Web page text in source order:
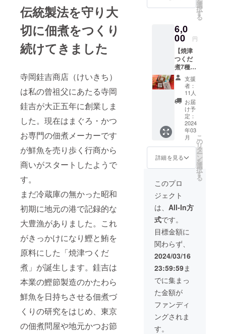
伝統製法を守り大
切に佃煮をつくり
続けてきました
寺岡銈吉商店（けいきち）
は私の曾祖父にあたる寺岡
銈吉が大正五年に創業しま
した。現在はまぐろ・かつ
お専門の佃煮メーカーです
が鮮魚を売り歩く行商から
商いがスタートしたようで
す。
まだ冷蔵庫の無かった昭和
初期に地元の港で記録的な
大豊漁がありました。これ
がきっかけになり鰹と鮪を
原料にした「焼津つくだ
煮」が誕生します。銈吉は
本業の鰹節製造のかたわら
鮮魚を日持ちさせる佃煮づ
くりの研究をはじめ、東京
の佃煮問屋や地元かつお節
つお
(145g)×
料及び
添加物
等の食
品表示
はお届
け商品
のラベ
ルに表
記され
ます。
商品開
封前に
は必ず
お届け
のリ
に貼付
された
や注意
書きを
ご確認
くださ
い。 ご
支援へ
の感謝
の気持
ちをお
手紙に
してお
送りし
ます
ラッ
カーに
合わせ
た食べ
方がお
すすめ
です。
＜お礼
の内容
＞ ・
vinegar
味噌さ
(145g)×
1 ・soft
ろ
(145g)×
smoke
追いか
つお
(145g)×
料及び
添加物
等の食
品表示
はお届
け商品
のラベ
ルに表
記され
ます。
商品開
封前に
は必ず
1個 ・
ホット
サンド
のため
の佃煮
プレー
ン
(80g)×1
パック
・ホッ
トサン
ドのた
めの佃
煮カ
レー
(80g)×1
パック
※原材料
加物等
表示は
お届け
商品の
ラベル
に表記
されま
す。 商
品開封
必ずお
届けの
リター
ンに貼
付され
たラベ
ルや注
(150g)×
1 ・ま
ぼろ
(100g)×
1 ・大
葉ちり
めん
(50g)×1
※原材料
及び添
加物等
の食品
表示は
お届け
商品の
ラベル
に表記
されま
す。 商
必ずお
届けの
リター
ンに貼
付され
たラベ
ルや注
意書き
をご確
認くだ
さい。
ご支援
への感
謝の気
持ちを
お手紙
にして
お送り
選
択
す
る
6,0
00 円
【焼津
つくだ
煮7種詰
合せ】
（消費
税・送
料込
み） 港
町やい
づを代
表する
さば、
まぐ
ろ、か
つおを
使用、
味付け
は従来
の砂糖
やしょ
うゆを
ベース
に、焼
津で製
造され
た味噌
やかつ
お節、
静岡の
あらし
おを素
材ごと
にアク
セント
支援
者：
11人
お届
け予
定：
2024
年03
月
詳細を見る
こ
の
リ
タ
ー
ン
を
選
択
す
る
このプロ
ジェクト
は、 All-In方
式です。
目標金額に
関わらず、
2024/03/16
23:59:59ま
でに集まっ
た金額が
ファンディ
ングされま
す。